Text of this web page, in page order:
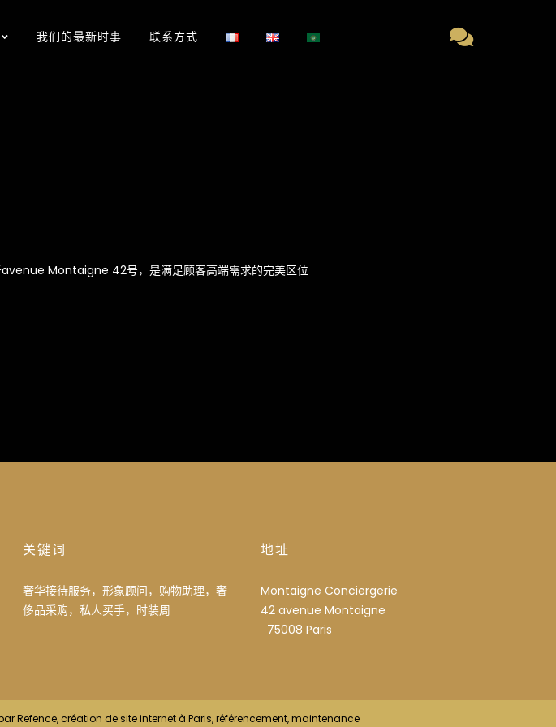
我们的最新时事 联系方式
avenue Montaigne 42号，是满足顾客高端需求的完美区位
关键词
奢华接待服务，形象顾问，购物助理，奢
侈品采购，私人买手，时装周
地址
Montaigne Conciergerie
42 avenue Montaigne
75008 Paris
Refence, création de site internet à Paris, référencement, maintenance